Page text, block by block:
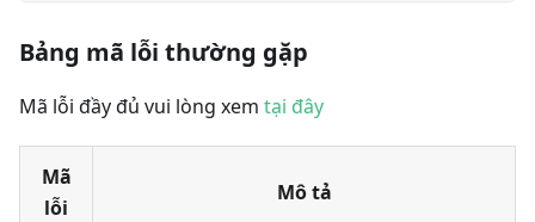
Bảng mã lỗi thường gặp
Mã lỗi đầy đủ vui lòng xem tại đây
Mã
lỗi
Mô tả